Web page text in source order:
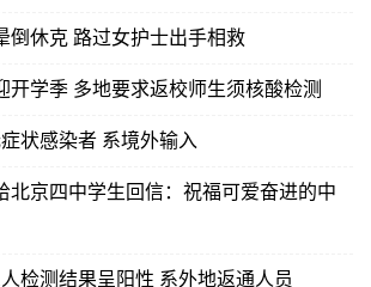
倒休克 路过女护士出手相救
开学季 多地要求返校师生须核酸检测
状感染者 系境外输入
北京四中学生回信：祝福可爱奋进的中
检测结果呈阳性 系外地返通人员